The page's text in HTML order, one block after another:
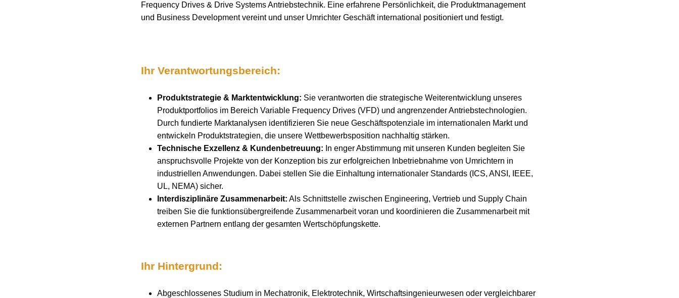
Frequency Drives & Drive Systems Antriebstechnik. Eine erfahrene Persönlichkeit, die Produktmanagement
und Business Development vereint und unser Umrichter Geschäft international positioniert und festigt.
Ihr Verantwortungsbereich:
Produktstrategie & Marktentwicklung: Sie verantworten die strategische Weiterentwicklung unseres
Produktportfolios im Bereich Variable Frequency Drives (VFD) und angrenzender Antriebstechnologien.
Durch fundierte Marktanalysen identifizieren Sie neue Geschäftspotenziale im internationalen Markt und
entwickeln Produktstrategien, die unsere Wettbewerbsposition nachhaltig stärken.
Technische Exzellenz & Kundenbetreuung: In enger Abstimmung mit unseren Kunden begleiten Sie
anspruchsvolle Projekte von der Konzeption bis zur erfolgreichen Inbetriebnahme von Umrichtern in
industriellen Anwendungen. Dabei stellen Sie die Einhaltung internationaler Standards (ICS, ANSI, IEEE,
UL, NEMA) sicher.
Interdisziplinäre Zusammenarbeit: Als Schnittstelle zwischen Engineering, Vertrieb und Supply Chain
treiben Sie die funktionsübergreifende Zusammenarbeit voran und koordinieren die Zusammenarbeit mit
externen Partnern entlang der gesamten Wertschöpfungskette.
Ihr Hintergrund:
Abgeschlossenes Studium in Mechatronik, Elektrotechnik, Wirtschaftsingenieurwesen oder vergleichbarer